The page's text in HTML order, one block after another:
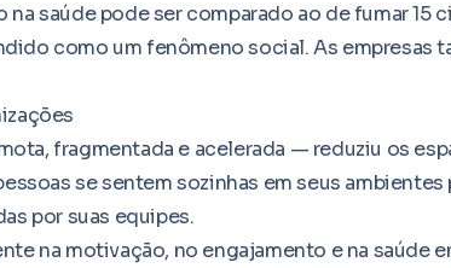
saúde pode ser comparado ao de fumar 15
como um fenômeno social. As empresas
fragmentada e acelerada — reduziu os
se sentem sozinhas em seus
por suas equipes.
na motivação, no engajamento e na saúde